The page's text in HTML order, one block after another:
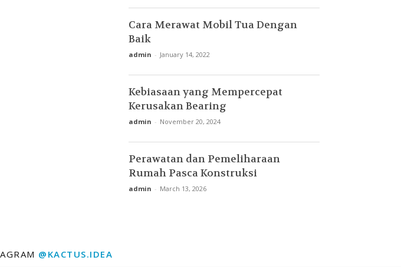
Cara Merawat Mobil Tua Dengan
Baik
admin - January 14, 2022
Kebiasaan yang Mempercepat
Kerusakan Bearing
admin - November 20, 2024
Perawatan dan Pemeliharaan
Rumah Pasca Konstruksi
admin - March 13, 2026
@KACTUS.IDEA